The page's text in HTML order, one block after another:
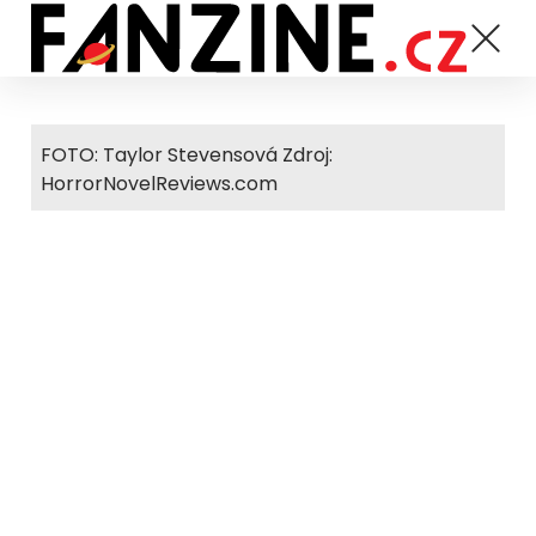
FOTO: Taylor Stevensová Zdroj:
HorrorNovelReviews.com